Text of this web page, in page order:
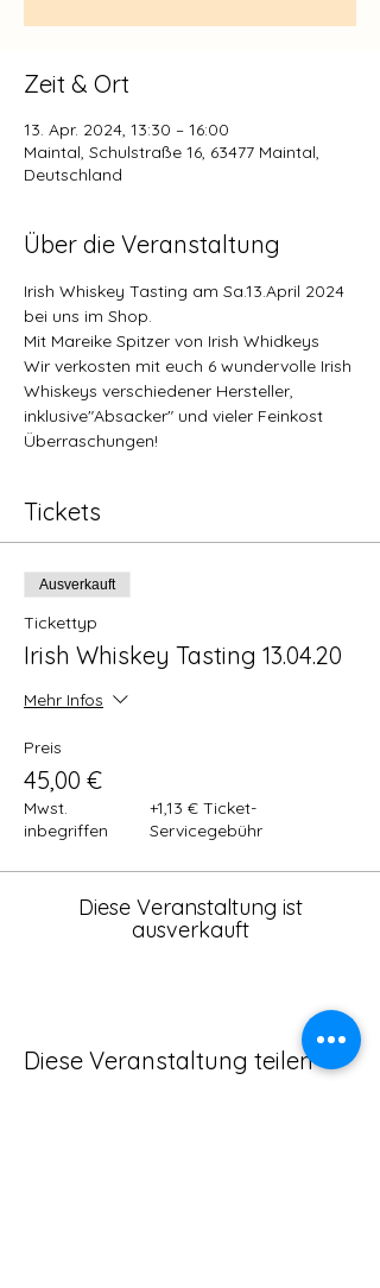
Zeit & Ort
13. Apr. 2024, 13:30 – 16:00
Maintal, Schulstraße 16, 63477 Maintal,
Deutschland
Über die Veranstaltung
Irish Whiskey Tasting am Sa.13.April 2024
bei uns im Shop.
Mit Mareike Spitzer von Irish Whidkeys
Wir verkosten mit euch 6 wundervolle Irish
Whiskeys verschiedener Hersteller,
inklusive"Absacker" und vieler Feinkost
Überraschungen!
Tickets
Ausverkauft
Tickettyp
Irish Whiskey Tasting 13.04.20
Mehr Infos
Preis
45,00 €
Mwst.
inbegriffen
+1,13 € Ticket-
Servicegebühr
Diese Veranstaltung ist
ausverkauft
Diese Veranstaltung teilen